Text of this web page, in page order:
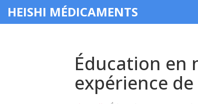
HEISHI MÉDICAMENTS
Éducation en
expérience